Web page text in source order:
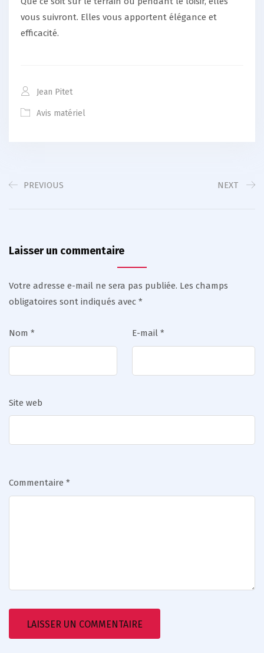
vous suivront. Elles vous apportent élégance et
efficacité.
Jean Pitet
Avis matériel
PREVIOUS NEXT
Laisser un commentaire
Votre adresse e-mail ne sera pas publiée. Les champs
obligatoires sont indiqués avec *
Nom * E-mail *
Site web
Commentaire *